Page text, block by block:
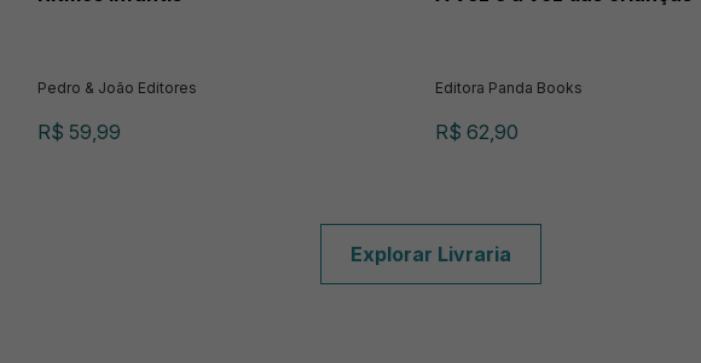
Pedro & João Editores
R$ 59,99
Editora Panda Books
R$ 62,90
Explorar Livraria